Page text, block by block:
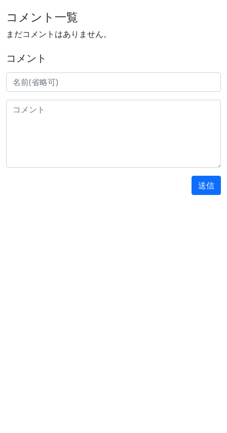
コメント一覧
まだコメントはありません。
コメント
送信